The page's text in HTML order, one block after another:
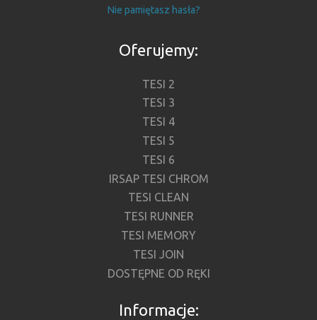
Nie pamiętasz hasła?
Oferujemy:
TESI 2
TESI 3
TESI 4
TESI 5
TESI 6
IRSAP TESI CHROM
TESI CLEAN
TESI RUNNER
TESI MEMORY
TESI JOIN
DOSTĘPNE OD RĘKI
Informacje: